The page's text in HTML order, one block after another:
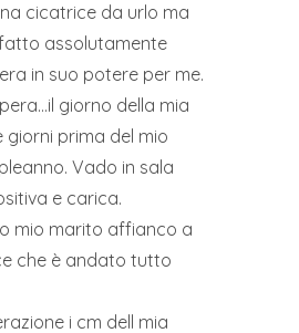
cicatrice da urlo ma
assolutamente
in suo potere per me.
giorno della mia
giorni prima del mio
Vado in sala
e carica.
mio marito affianco a
che è andato tutto
i cm dell mia